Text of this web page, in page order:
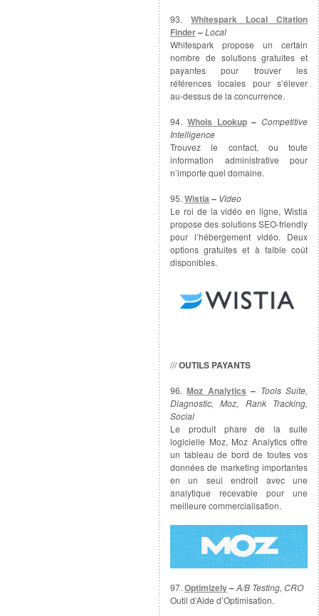
93. Whitespark Local Citation
Finder–Local
Whitespark propose un certain
nombre de solutions gratuites et
payantes pour trouver les
références locales pour s’élever
au-dessus de la concurrence.
94. Whois Lookup– Competitive
Intelligence
Trouvez le contact, ou toute
information administrative pour
n’importe quel domaine.
95. Wistia – Video
Le roi de la vidéo en ligne, Wistia
propose des solutions SEO-friendly
pour l’hébergement vidéo. Deux
options gratuites et à faible coût
disponibles.
///OUTILS PAYANTS
96.Moz Analytics – Tools Suite,
Diagnostic, Moz, Rank Tracking,
Social
Le produit phare de la suite
logicielle Moz, Moz Analytics offre
un tableau de bord de toutes vos
données de marketing importantes
en un seul endroit avec une
analytique recevable pour une
meilleure commercialisation.
97. Optimizely–A/B Testing, CRO
Outil d’Aide d’Optimisation.